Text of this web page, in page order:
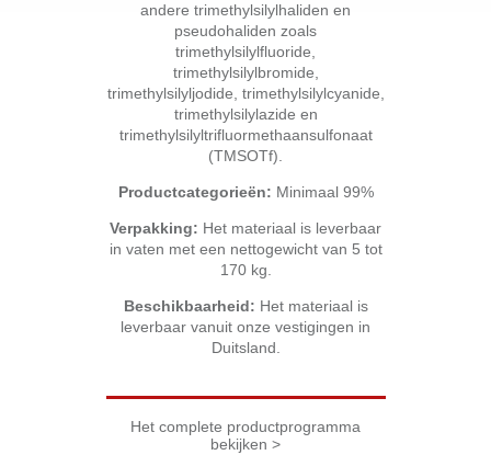
andere trimethylsilylhaliden en
pseudohaliden zoals
trimethylsilylfluoride,
trimethylsilylbromide,
trimethylsilyljodide, trimethylsilylcyanide,
trimethylsilylazide en
trimethylsilyltrifluormethaansulfonaat
(TMSOTf).
Productcategorieën: Minimaal 99%
Verpakking: Het materiaal is leverbaar
in vaten met een nettogewicht van 5 tot
170 kg.
Beschikbaarheid: Het materiaal is
leverbaar vanuit onze vestigingen in
Duitsland.
Het complete productprogramma
bekijken >